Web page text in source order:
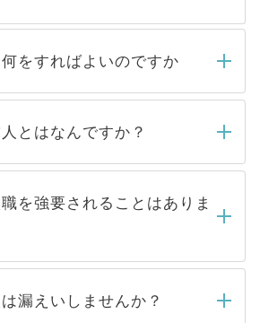
をすればよいのですか
きましたら、弊社担当者がご
確認し、その後メールもしくは
5営業日以内にはご連絡をせて
すので、しばらくお待ちくださ
とはなんですか？
で取り扱っている求人の
、Webサイトからご覧いただ
公開求人」です。非公開求人は
によって、一般には公開してい
避けるため 人気のある医療機
を強要されることはありま
強要することは一切ありませ
仮に応募先から内定をいただい
漏えいしませんか？